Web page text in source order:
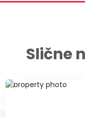
Slične
ID 10465